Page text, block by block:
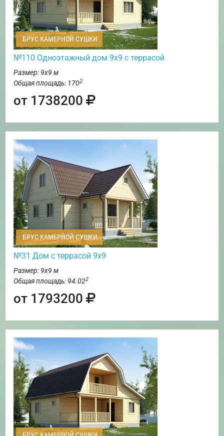
БРУС КАМЕРНОЙ СУШКИ
№110 Одноэтажный дом 9х9 с террасой
Размер: 9х9 м
Общая площадь: 1702
от 1738200
БРУС КАМЕРНОЙ СУШКИ
№31 Дом с террасой 9х9
Размер: 9х9 м
Общая площадь: 94.022
от 1793200